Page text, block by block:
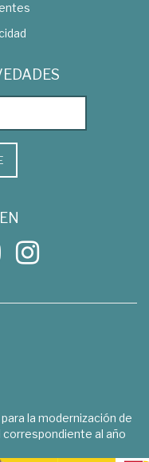
la modernización de
correspondiente al año